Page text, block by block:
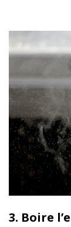
3. Boire